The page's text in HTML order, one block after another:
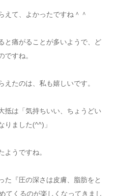
えて、よかったですね＾＾
と痛がることが多いようで、ど
ですね。
たのは、私も嬉しいです。
抵は「気持ちいい、ちょうどい
りました(^^)」
ようですね。
た『圧の深さは皮膚、脂肪をと
てくるのが楽しくなってきまし